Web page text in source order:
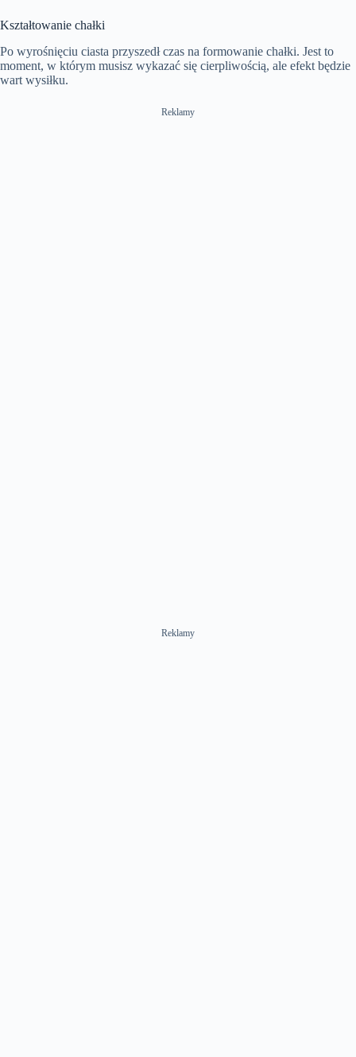
Kształtowanie chałki
Po wyrośnięciu ciasta przyszedł czas na formowanie chałki. Jest to
moment, w którym musisz wykazać się cierpliwością, ale efekt będzie
wart wysiłku.
Reklamy
Reklamy